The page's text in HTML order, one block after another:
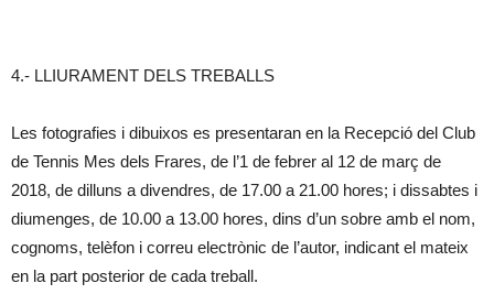
4.- LLIURAMENT DELS TREBALLS
Les fotografies i dibuixos es presentaran en la Recepció del Club
de Tennis Mes dels Frares, de l’1 de febrer al 12 de març de
2018, de dilluns a divendres, de 17.00 a 21.00 hores; i dissabtes i
diumenges, de 10.00 a 13.00 hores, dins d’un sobre amb el nom,
cognoms, telèfon i correu electrònic de l’autor, indicant el mateix
en la part posterior de cada treball.